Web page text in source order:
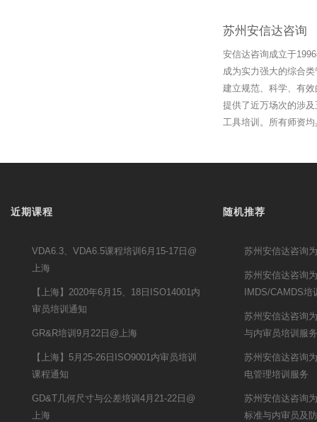
苏州安信达咨询
安信达咨询成立于
成为实力强大的综合
建立规范、科学、有
提供了近万场次的涉
工具培训。所有师资
近期课程
VDA6.3、VDA6.5课程培训6月15-17日@
上海
【上海】2020年6月15、18日ISO14001内
审员培训通知
GR&R培训9月22日@上海
【上海】5月25-26日ISO9001内审员培训
课程通知
GD&T几何尺寸与公差培训4月21-22日@
上海
随机推荐
苏州安信达咨询
苏州安信达咨询
IMDS/CAMDS培
苏州安信达咨询
与内审员培训服务
苏州安信达咨询
电管理培训服务
苏州安信达咨询
标准与内审员及